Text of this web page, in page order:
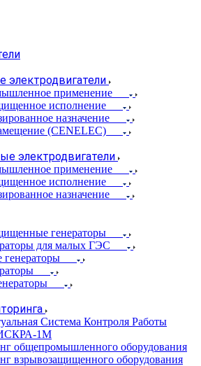
электродвигатели
применение
исполнение
назначение
(CENELEC)
электродвигатели
применение
исполнение
назначение
генераторы
для малых ГЭС
генераторы
Система Контроля Работы
ИСКРА-1М
общепромышленного оборудования
взрывозащищенного оборудования